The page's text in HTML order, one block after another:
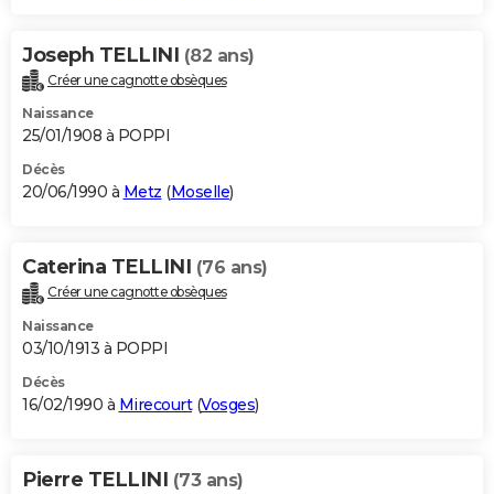
Joseph TELLINI (82 ans)
Créer une cagnotte obsèques
Naissance
25/01/1908 à POPPI
Décès
20/06/1990 à Metz (Moselle)
Caterina TELLINI (76 ans)
Créer une cagnotte obsèques
Naissance
03/10/1913 à POPPI
Décès
16/02/1990 à Mirecourt(Vosges)
Pierre TELLINI (73 ans)